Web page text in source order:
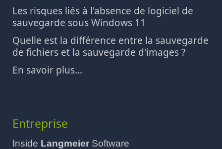
Les risques liés à l'absence de logiciel de
sauvegarde sous Windows 11
Quelle est la différence entre la sauvegarde
de fichiers et la sauvegarde d'images ?
En savoir plus...
Entreprise
Inside Langmeier Software